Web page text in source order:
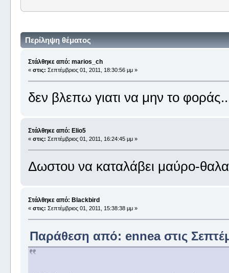
Περίληψη θέματος
Στάλθηκε από: marios_ch
« στις: Σεπτέμβριος 01, 2011, 18:30:56 μμ »
δεν βλεπω γιατι να μην το
Στάλθηκε από: Elio5
« στις: Σεπτέμβριος 01, 2011, 16:24:45 μμ »
Δωστου να καταλάβει μαύρο-
Στάλθηκε από: Blackbird
« στις: Σεπτέμβριος 01, 2011, 15:38:38 μμ »
Παράθεση από: ennea στις